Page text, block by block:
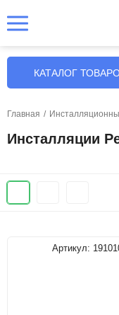
КАТАЛОГ
Главная /
Инсталляции
Артикул: